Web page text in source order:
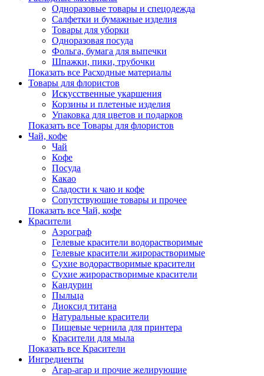
Одноразовые товары и спецодежда
Салфетки и бумажные изделия
Товары для уборки
Одноразовая посуда
Фольга, бумага для выпечки
Шпажки, пики, трубочки
Показать все Расходные материалы
Товары для флористов
Искусственные укаршения
Корзины и плетеные изделия
Упаковка для цветов и подарков
Показать все Товары для флористов
Чай, кофе
Чай
Кофе
Посуда
Какао
Сладости к чаю и кофе
Сопутствующие товары и прочее
Показать все Чай, кофе
Красители
Аэрограф
Гелевые красители водорастворимые
Гелевые красители жирорастворимые
Сухие водорастворимые красители
Сухие жирорастворимые красители
Кандурин
Пыльца
Диоксид титана
Натуральные красители
Пищевые чернила для принтера
Красители для мыла
Показать все Красители
Ингредиенты
Агар-агар и прочие желирующие